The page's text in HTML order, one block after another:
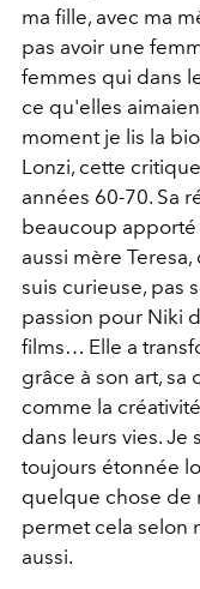
ma fille, avec ma
pas avoir une
femmes qui dans
ce qu'elles
moment je lis la
Lonzi, cette
années 60-70. Sa
beaucoup apporté
aussi mère
suis curieuse, pas
passion pour Niki
films… Elle a
grâce à son art, sa
comme la
dans leurs vies. Je
toujours étonnée
quelque chose de
permet cela selon
aussi.